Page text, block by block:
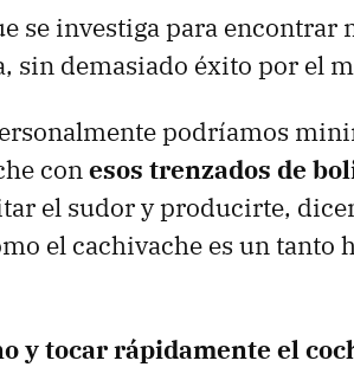
se investiga para encontrar
sin demasiado éxito por el
podríamos
conesos trenzados de
el sudor y producirte,
el cachivache es un tanto
y tocar rápidamente el